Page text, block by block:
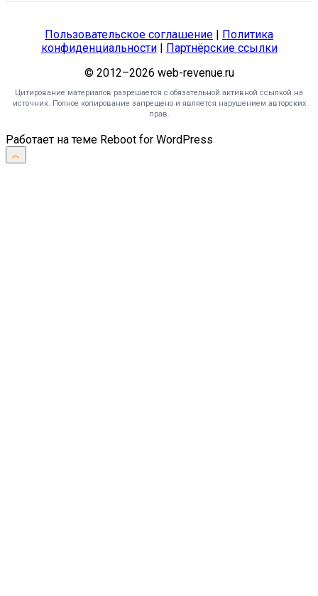
Пользовательское соглашение
Политика
конфиденциальности|
Партнёрские ссылки
© 2012–2026 web-revenue.ru
Цитирование материалов разрешается с обязательной активной ссылкой на
источник. Полное копирование запрещено и является нарушением авторских
прав.
Работает на теме Reboot for WordPress